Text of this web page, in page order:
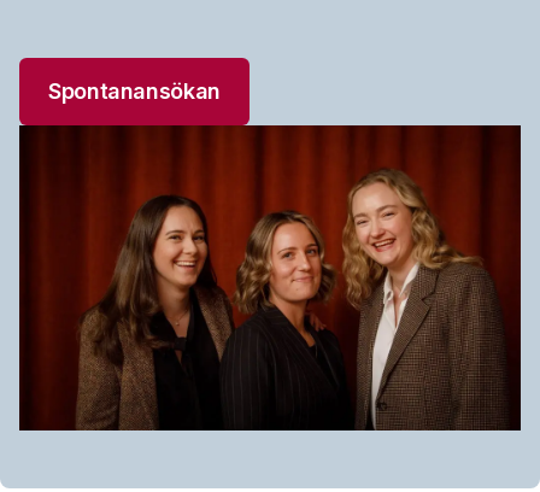
Spontanansökan